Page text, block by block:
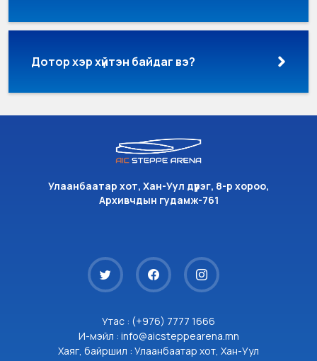
Дотор хэр хүйтэн байдаг вэ?
Улаанбаатар хот, Хан-Уул дүүрэг, 8-р хороо,
Архивчдын гудамж-761
Утас : (+976) 7777 1666
И-мэйл : info@aicsteppearena.mn
Хаяг, байршил : Улаанбаатар хот, Хан-Уул